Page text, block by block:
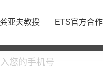
龚亚夫教授 ETS官方合作